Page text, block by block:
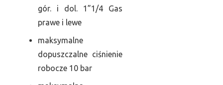
gór. i dol. 1”1/4 Gas
prawe i lewe
maksymalne
dopuszczalne ciśnienie
robocze 10 bar